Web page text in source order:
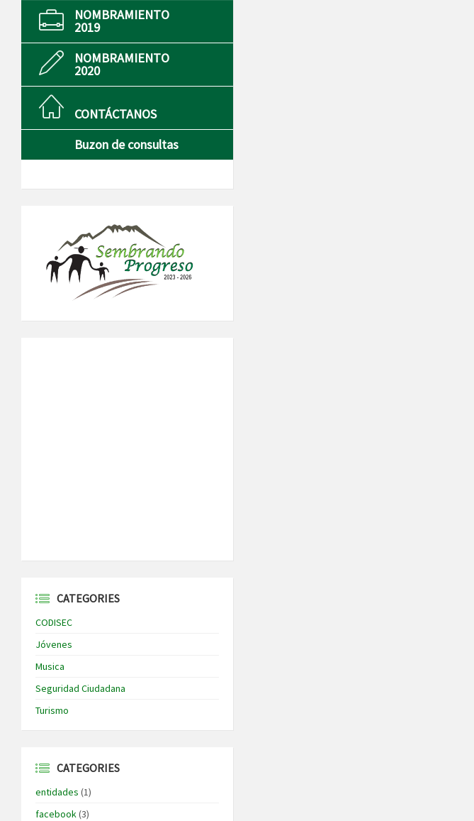
NOMBRAMIENTO
2019
NOMBRAMIENTO
2020
CONTÁCTANOS
Buzon de consultas
CATEGORIES
CODISEC
Jóvenes
Musica
Seguridad Ciudadana
Turismo
CATEGORIES
entidades (1)
facebook(3)